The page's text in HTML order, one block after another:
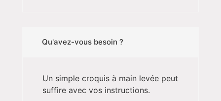
Qu'avez-vous besoin ?
Un simple croquis à main levée peut
suffire avec vos instructions.